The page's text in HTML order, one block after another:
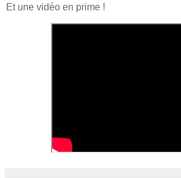
Et une vidéo en prime !